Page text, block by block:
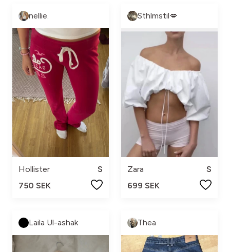
nellie.
Hollister
S
750 SEK
Sthlmstil💋
Zara
S
699 SEK
Laila Ul-ashak Thea